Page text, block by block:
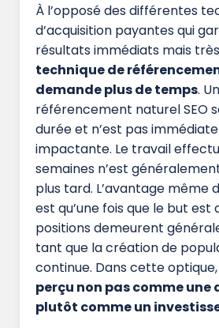
À l’opposé des différentes
d’acquisition payantes qui
résultats immédiats mais
technique de
demande plus de temps.
référencement naturel SEO
durée et n’est pas
impactante. Le travail
semaines n’est
plus tard. L’avantage même
est qu’une fois que le but est
positions demeurent
tant que la création de
continue. Dans cette optique,
perçu non pas comme une
plutôt comme un